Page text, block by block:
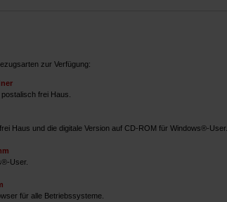
zur Verfügung:
frei Haus.
Haus und die digitale Version auf CD-ROM für Windows®-User.
User.
für alle Betriebssysteme.